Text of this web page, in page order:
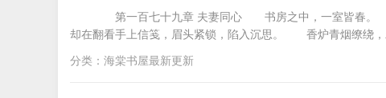
第一百七十九章 夫妻同心 书房之中，一室皆春。
却在翻看手上信笺，眉头紧锁，陷入沉思。 香炉青烟缭绕，
分类： 海棠书屋最新更新